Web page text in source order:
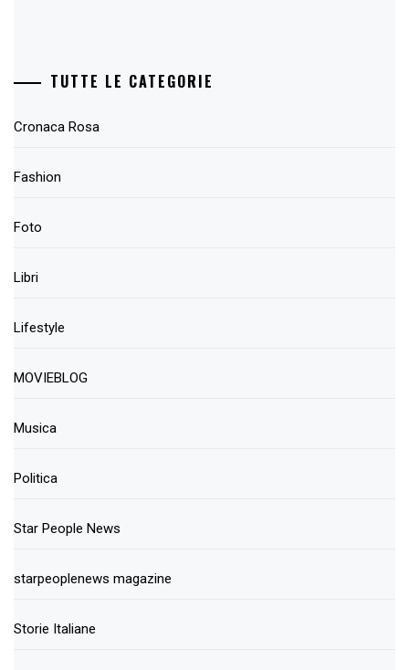
TUTTE LE CATEGORIE
Cronaca Rosa
Fashion
Foto
Libri
Lifestyle
MOVIEBLOG
Musica
Politica
Star People News
starpeoplenews magazine
Storie Italiane